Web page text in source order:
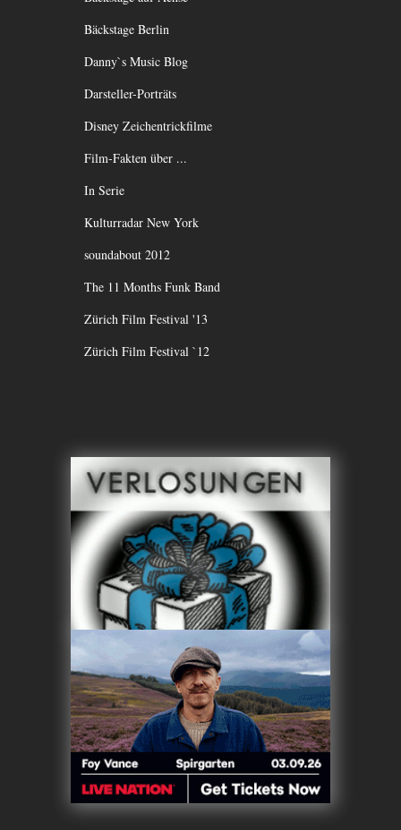
Bäckstage Berlin
Danny`s Music Blog
Darsteller-Porträts
Disney Zeichentrickfilme
Film-Fakten über ...
In Serie
Kulturradar New York
soundabout 2012
The 11 Months Funk Band
Zürich Film Festival '13
Zürich Film Festival `12